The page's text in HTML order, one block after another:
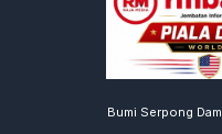
Bumi Serpong